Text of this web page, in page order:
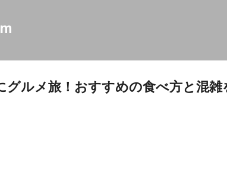
グルメ旅！おすすめの食べ方と混雑